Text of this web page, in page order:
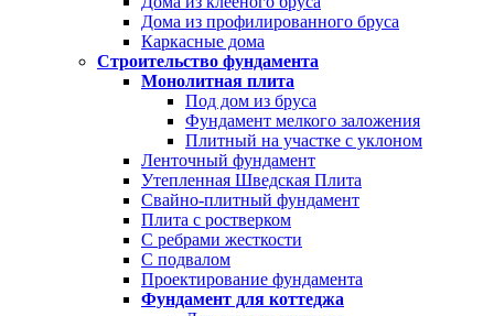
Дома из профилированного бруса
Каркасные дома
Строительство фундамента
Монолитная плита
Под дом из бруса
Фундамент мелкого заложения
Плитный на участке с уклоном
Ленточный фундамент
Утепленная Шведская Плита
Свайно-плитный фундамент
Плита с ростверком
С ребрами жесткости
С подвалом
Проектирование фундамента
Фундамент для коттеджа